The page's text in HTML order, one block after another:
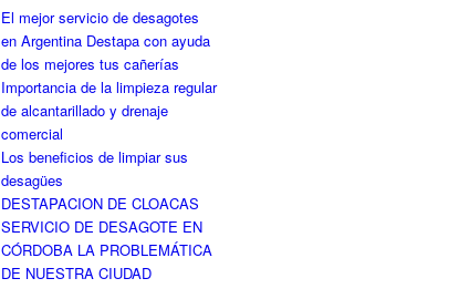
El mejor servicio de desagotes
en Argentina Destapa con ayuda
de los mejores tus cañerías
Importancia de la limpieza regular
de alcantarillado y drenaje
comercial
Los beneficios de limpiar sus
desagües
DESTAPACION DE CLOACAS
SERVICIO DE DESAGOTE EN
CÓRDOBA LA PROBLEMÁTICA
DE NUESTRA CIUDAD